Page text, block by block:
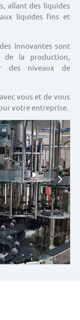
allant des liquides
liquides fins et
innovantes sont
de la production,
des niveaux de
vous et de vous
votre entreprise.